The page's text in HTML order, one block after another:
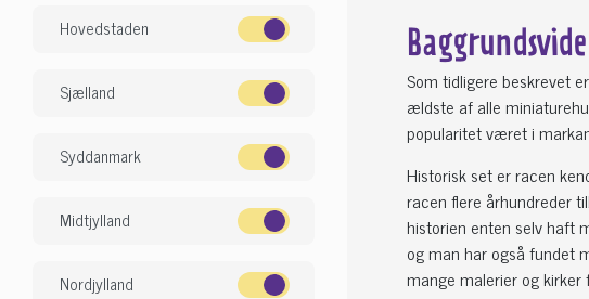
Hovedstaden
Sjælland
Syddanmark
Midtjylland
Nordjylland
Som tidligere beskrevet
ældste af alle
popularitet været i
Historisk set er racen
racen flere århundreder
historien enten selv haft
og man har også fundet
mange malerier og